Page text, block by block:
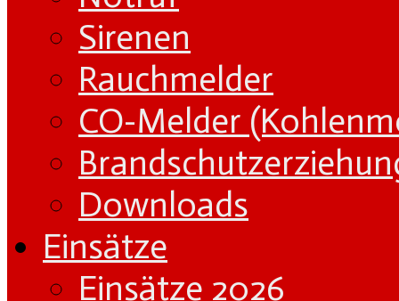
Sirenen
Rauchmelder
CO-Melder
Downloads
Einsätze
Einsätze 2026